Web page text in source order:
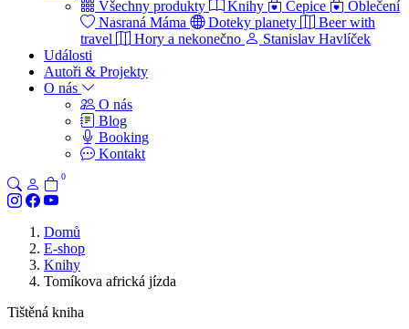
Všechny produkty
Knihy Čepice
Oblečení
Nasraná Máma
Doteky planety
Beer with
travel
Hory a nekonečno
Stanislav Havlíček
Události
Autoři & Projekty
O nás
O nás
Blog
Booking
Kontakt
0
Domů
E-shop
Knihy
Tomíkova africká jízda
Tištěná kniha